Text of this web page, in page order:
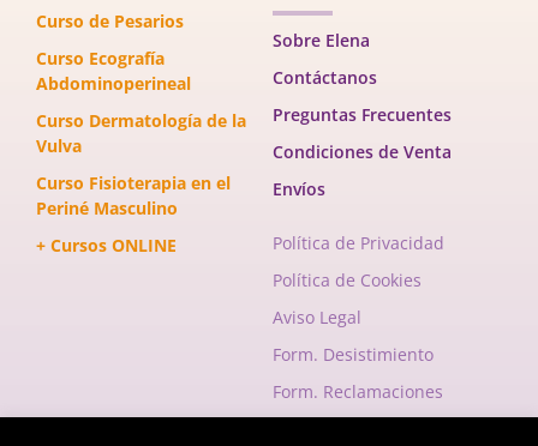
Curso de Pesarios
Curso Ecografía
Abdominoperineal
Curso Dermatología de la
Vulva
Curso Fisioterapia en el
Periné Masculino
+ Cursos ONLINE
Sobre Elena
Contáctanos
Preguntas Frecuentes
Condiciones de Venta
Envíos
Política de Privacidad
Política de Cookies
Aviso Legal
Form. Desistimiento
Form. Reclamaciones